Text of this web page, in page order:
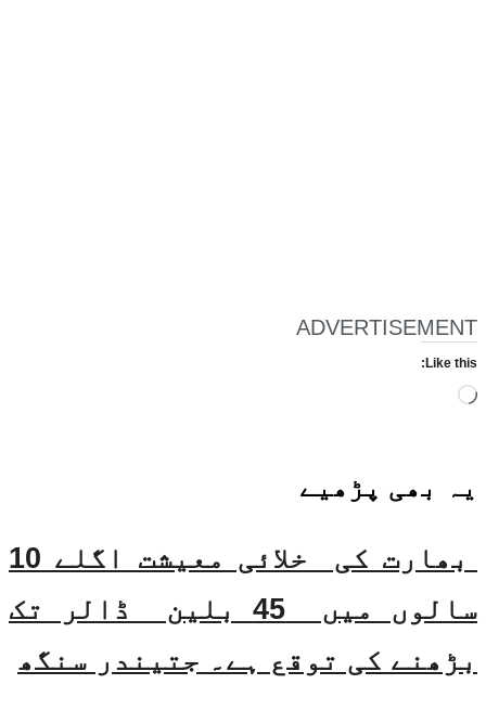
ADVERTISEMENT
Like this:
Loading…
یہ بھی پڑھیے
بھارت کی خلائی معیشت اگلے 10
سالوں میں 45 بلین ڈالر تک
بڑھنے کی توقع ہے۔ جتیندر سنگھ